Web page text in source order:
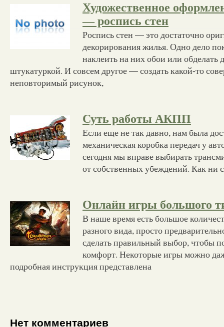
Художественное
— роспись стен
Роспись стен — это достаточно
декорирования жилья. Одно дело
наклеить на них обои или обделать
штукатуркой. И совсем другое — создать какой-то
неповторимый рисунок,
Суть работы АКПП
Если еще не так давно, нам была
механическая коробка передач у
сегодня мы вправе выбирать
от собственных убеждений. Как ни
Онлайн игры большого
В наше время есть большое
разного вида, просто
сделать правильный выбор, чтобы
комфорт. Некоторые игры можно
подробная инструкция представлена
Нет комментариев